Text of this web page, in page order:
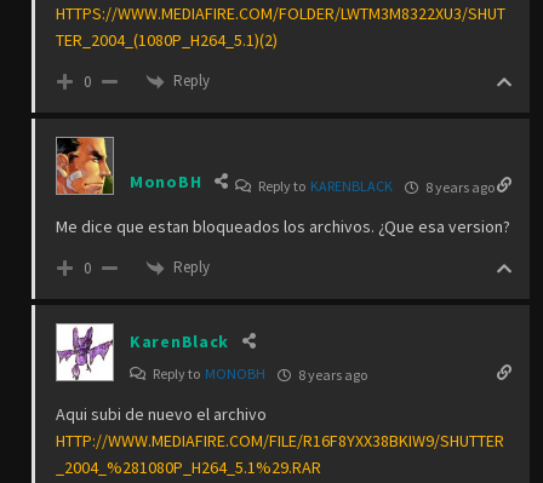
HTTPS://WWW.MEDIAFIRE.COM/FOLDER/LWTM3M8322XU3/SHUT
TER_2004_(1080P_H264_5.1)(2)
0 Reply
MonoBH Reply to KARENBLACK 8 years ago
Me dice que estan bloqueados los archivos. ¿Que esa version?
0 Reply
KarenBlack
Reply to MONOBH 8 years ago
Aqui subi de nuevo el archivo
HTTP://WWW.MEDIAFIRE.COM/FILE/R16F8YXX38BKIW9/SHUTTER
_2004_%281080P_H264_5.1%29.RAR